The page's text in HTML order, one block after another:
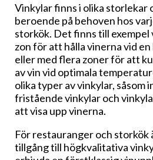
Vinkylar finns i olika storlekar
beroende på behoven hos
storkök. Det finns till exempel
zon för att hålla vinerna vid
eller med flera zoner för att
av vin vid optimala
olika typer av vinkylar, såsom
fristående vinkylar och
att visa upp vinerna.
För restauranger och
tillgång till högkvalitativa